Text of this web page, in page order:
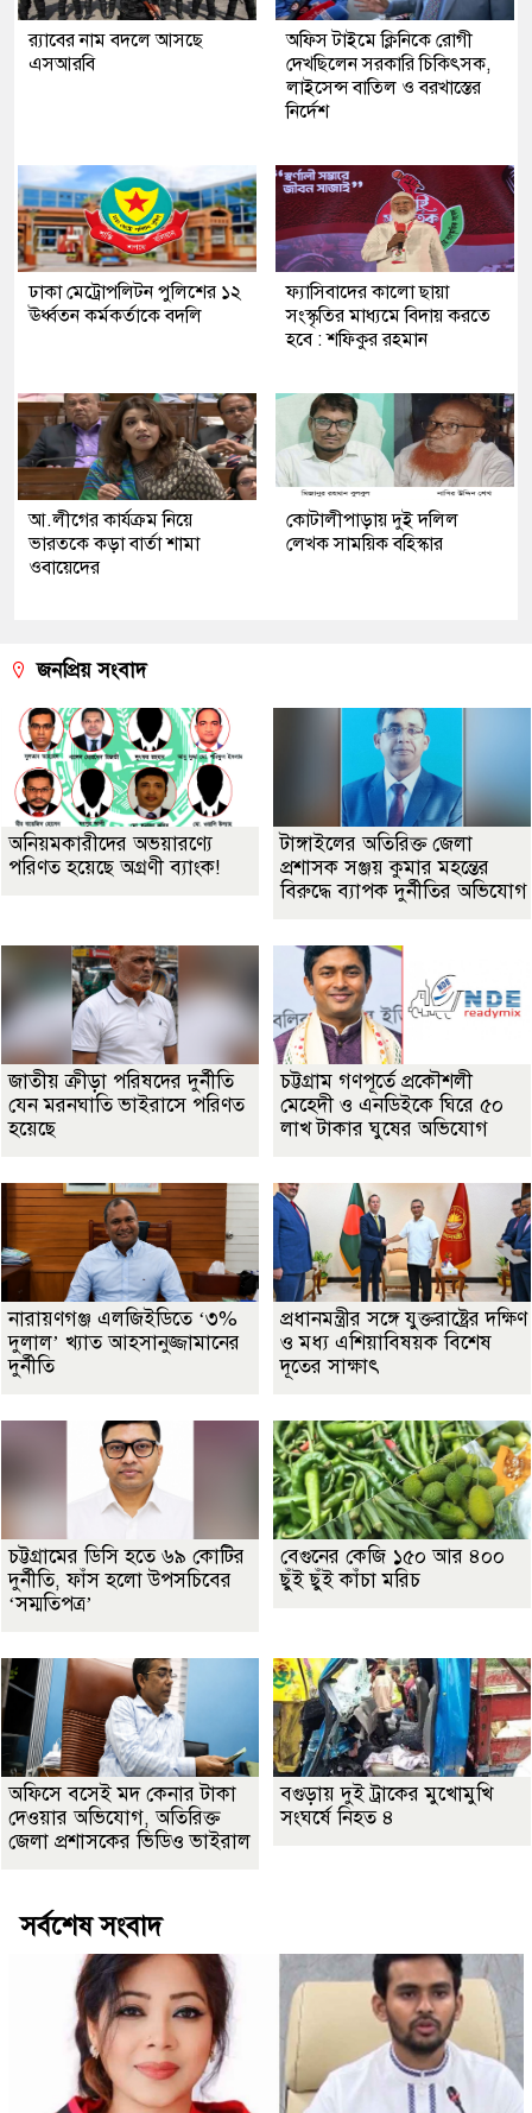
র‍্যাবের নাম বদলে আসছে
এসআরবি
অফিস টাইমে ক্লিনিকে রোগী
দেখছিলেন সরকারি চিকিৎসক,
লাইসেন্স বাতিল ও বরখাস্তের
নির্দেশ
ঢাকা মেট্রোপলিটন পুলিশের ১২
ঊর্ধ্বতন কর্মকর্তাকে বদলি
ফ্যাসিবাদের কালো ছায়া
সংস্কৃতির মাধ্যমে বিদায় করতে
হবে : শফিকুর রহমান
আ.লীগের কার্যক্রম নিয়ে
ভারতকে কড়া বার্তা শামা
ওবায়েদের
কোটালীপাড়ায় দুই দলিল
লেখক সাময়িক বহিস্কার
জনপ্রিয় সংবাদ
অনিয়মকারীদের অভয়ারণ্যে
পরিণত হয়েছে অগ্রণী ব্যাংক!
টাঙ্গাইলের অতিরিক্ত জেলা
প্রশাসক সঞ্জয় কুমার মহন্তের
বিরুদ্ধে ব্যাপক দুর্নীতির অভিযোগ
জাতীয় ক্রীড়া পরিষদের দুর্নীতি
যেন মরনঘাতি ভাইরাসে পরিণত
হয়েছে
চট্টগ্রাম গণপূর্তে প্রকৌশলী
মেহেদী ও এনডিইকে ঘিরে ৫০
লাখ টাকার ঘুষের অভিযোগ
নারায়ণগঞ্জ এলজিইডিতে ‘৩%
দুলাল’ খ্যাত আহসানুজ্জামানের
দুর্নীতি
প্রধানমন্ত্রীর সঙ্গে যুক্তরাষ্ট্রের দক্ষিণ
ও মধ্য এশিয়াবিষয়ক বিশেষ
দূতের সাক্ষাৎ
চট্টগ্রামের ডিসি হতে ৬৯ কোটির
দুর্নীতি, ফাঁস হলো উপসচিবের
‘সম্মতিপত্র’
বেগুনের কেজি ১৫০ আর ৪০০
ছুঁই ছুঁই কাঁচা মরিচ
অফিসে বসেই মদ কেনার টাকা
দেওয়ার অভিযোগ, অতিরিক্ত
জেলা প্রশাসকের ভিডিও ভাইরাল
বগুড়ায় দুই ট্রাকের মুখোমুখি
সংঘর্ষে নিহত ৪
সর্বশেষ সংবাদ